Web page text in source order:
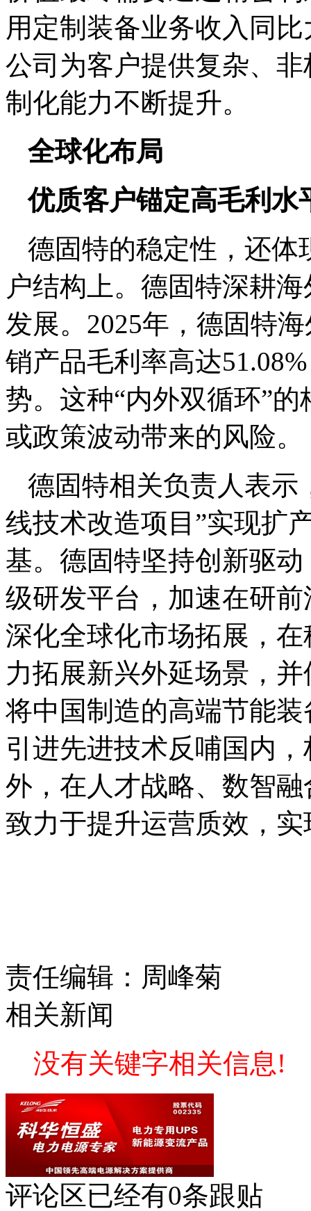
用定制装备业务收入同
公司为客户提供复杂、
制化能力不断提升。
全球化布局
优质客户锚定高毛利水
德固特的稳定性，还体
户结构上。德固特深耕
发展。2025年，德固特
销产品毛利率高达
势。这种“内外双循环”
或政策波动带来的风险。
德固特相关负责人表示
线技术改造项目”实现扩
基。德固特坚持创新驱
级研发平台，加速在研
深化全球化市场拓展，
力拓展新兴外延场景，
将中国制造的高端节能
引进先进技术反哺国内
外，在人才战略、数智
致力于提升运营质效，
责任编辑：周峰菊
相关新闻
没有关键字相关信息!
评论区已经有0条跟贴